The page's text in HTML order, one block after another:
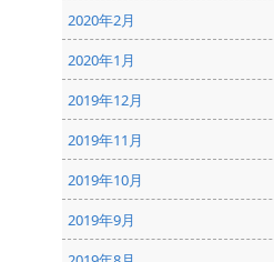
2020年2月
2020年1月
2019年12月
2019年11月
2019年10月
2019年9月